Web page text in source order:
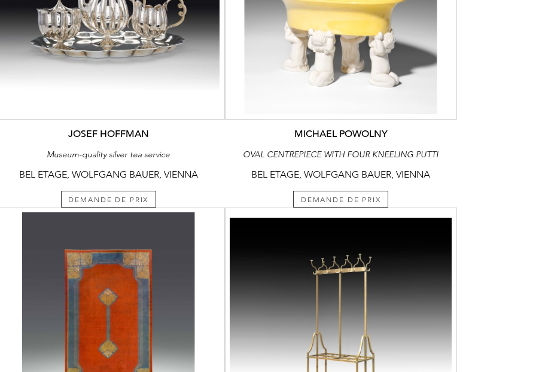
JOSEF HOFFMAN
Museum-quality silver tea service
BEL ETAGE, WOLFGANG BAUER, VIENNA
DEMANDE DE PRIX
MICHAEL POWOLNY
OVAL CENTREPIECE WITH FOUR KNEELING PUTTI
BEL ETAGE, WOLFGANG BAUER, VIENNA
DEMANDE DE PRIX